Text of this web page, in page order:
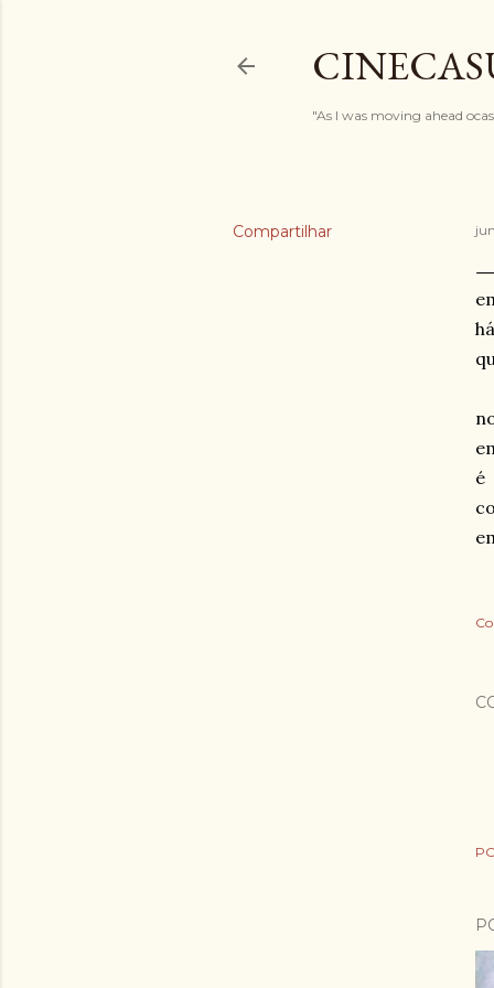
"As I was moving ahead
Compartilhar
é